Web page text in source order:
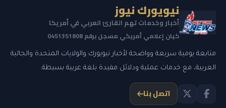
نيويورك نيوز
أخبار وخدمات تهم القارئ العربي في أمريكا
كيان إعلامي أمريكي مسجل برقم 0451351808
متابعة يومية سريعة وواضحة لأخبار نيويورك والولايات المتحدة والجالية
العربية، مع خدمات عملية ودلائل مفيدة بلغة عربية بسيطة.
اتصل بنا